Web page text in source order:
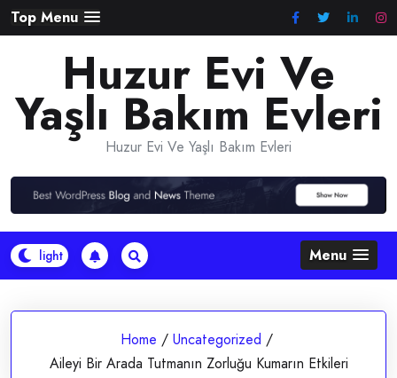
Skip
to
Top Menu
Huzur Evi Ve
Yaşlı Bakım Evleri
Huzur Evi Ve Yaşlı Bakım Evleri
Menu
Home / Uncategorized /
Aileyi Bir Arada Tutmanın Zorluğu Kumarın Etkileri